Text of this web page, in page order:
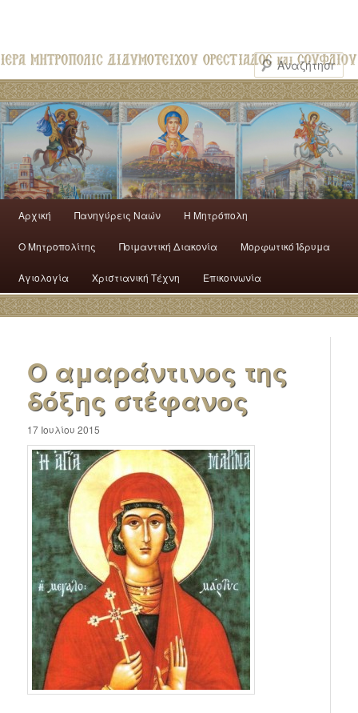
Αρχική Πανηγύρεις Ναών H Mητρόπολη
Ο Mητροπολίτης Ποιμαντική Διακονία Μορφωτικό Ίδρυμα
Αγιολογία Χριστιανική Τέχνη Επικοινωνία
Ο αμαράντινος της
δόξης στέφανος
17 Ιουλίου 2015